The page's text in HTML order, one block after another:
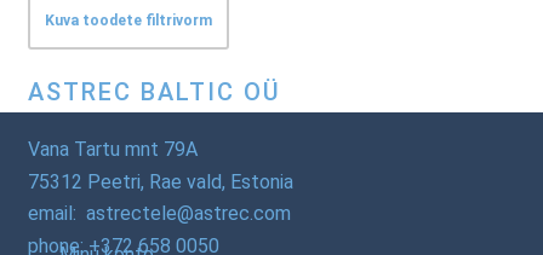
Kuva toodete filtrivorm
ASTREC BALTIC OÜ
Vana Tartu mnt 79A
75312 Peetri, Rae vald, Estonia
email: astrectele@astrec.com
phone: +372 658 0050